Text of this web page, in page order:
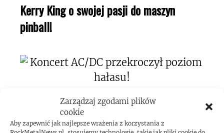
Zarządzaj zgodami plików
cookie
Aby zapewnić jak najlepsze wrażenia z korzystania z
Kerry King o swojej pasji do maszyn
pinball!
Koncert AC/DC przekroczył poziom
hałasu!